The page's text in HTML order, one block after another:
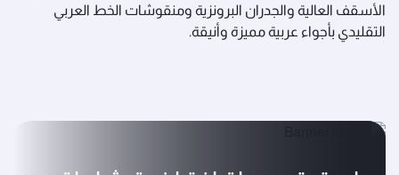
الأسقف العالية والجدران البرونزية ومنقوشات الخط العربي
التقليدي بأجواء عربية مميزة وأنيقة.